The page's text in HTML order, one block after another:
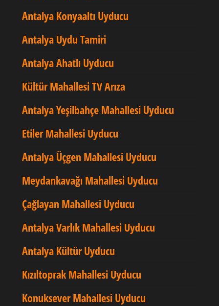
Antalya Konyaaltı Uyducu
Antalya Uydu Tamiri
Antalya Ahatlı Uyducu
Kültür Mahallesi TV Arıza
Antalya Yeşilbahçe Mahallesi Uyducu
Etiler Mahallesi Uyducu
Antalya Üçgen Mahallesi Uyducu
Meydankavağı Mahallesi Uyducu
Çağlayan Mahallesi Uyducu
Antalya Varlık Mahallesi Uyducu
Antalya Kültür Uyducu
Kızıltoprak Mahallesi Uyducu
Konuksever Mahallesi Uyducu